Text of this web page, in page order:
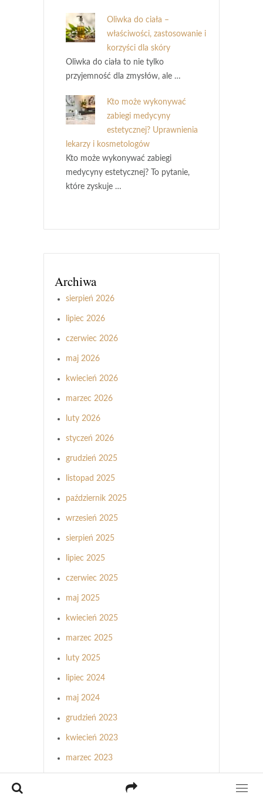
Oliwka do ciała –
właściwości, zastosowanie i
korzyści dla skóry
Oliwka do ciała to nie tylko
przyjemność dla zmysłów, ale …
Kto może wykonywać
zabiegi medycyny
estetycznej? Uprawnienia
lekarzy i kosmetologów
Kto może wykonywać zabiegi
medycyny estetycznej? To pytanie,
które zyskuje …
Archiwa
sierpień 2026
lipiec 2026
czerwiec 2026
maj 2026
kwiecień 2026
marzec 2026
luty 2026
styczeń 2026
grudzień 2025
listopad 2025
październik 2025
wrzesień 2025
sierpień 2025
lipiec 2025
czerwiec 2025
maj 2025
kwiecień 2025
marzec 2025
luty 2025
lipiec 2024
maj 2024
grudzień 2023
kwiecień 2023
marzec 2023